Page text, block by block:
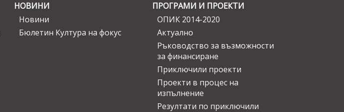
НОВИНИ
Новини
Бюлетин Култура на фокус
ПРОГРАМИ И ПРОЕКТИ
ОПИК 2014-2020
Актуално
Ръководство за възможности
за финансиране
Приключили проекти
Проекти в процес на
изпълнение
Резултати по приключили